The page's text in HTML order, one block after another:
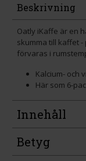
Beskrivning
Oatly iKaffe är en
skumma till kaffet
förvaras i
Kalcium- och
Här som 6-
Innehåll
Betyg